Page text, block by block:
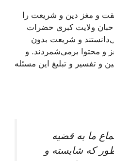
و مغز دين و شريعت را
ولايت كبرى حضرات
و شريعت بدون
و محتوا برمی‌شمردند. و
و تفسير و تبليغ اين مسئله
ما به قضيه
كه شايسته و